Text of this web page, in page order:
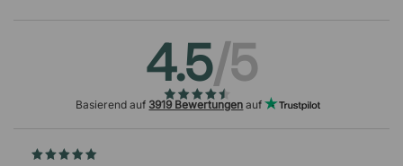
4.5/5
Basierend auf 3919 Bewertungen auf